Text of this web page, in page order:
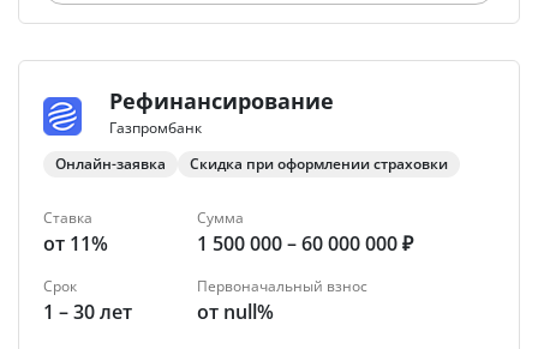
Рефинансирование
Газпромбанк
Онлайн-заявка
Скидка при оформлении страховки
Ставка
от 11%
Сумма
1 500 000 – 60 000 000 ₽
Срок
1 – 30 лет
Первоначальный взнос
от null%